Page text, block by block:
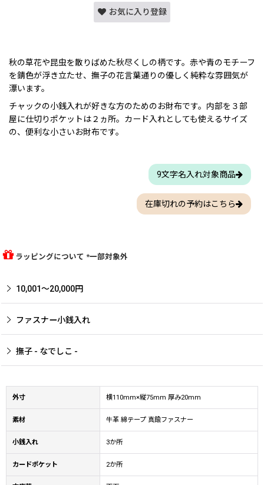
お気に入り登録
秋の草花や昆虫を散りばめた秋尽くしの柄です。赤や青のモチーフ
を錆色が浮き立たせ、撫子の花言葉通りの優しく純粋な雰囲気が
漂います。
チャックの小銭入れが好きな方のためのお財布です。内部を３部
屋に仕切りポケットは２ヵ所。カード入れとしても使えるサイズ
の、便利な小さいお財布です。
9文字名入れ対象商品
在庫切れの予約はこちら
ラッピングについて *一部対象外
10,001〜20,000円
ファスナー小銭入れ
撫子 - なでしこ -
外寸 横110mm×縦75mm 厚み20mm
素材 牛革 綿テープ 真鍮ファスナー
小銭入れ 3か所
カードポケット 2か所